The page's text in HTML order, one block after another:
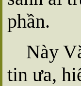
phần.
Này
tin ưa,